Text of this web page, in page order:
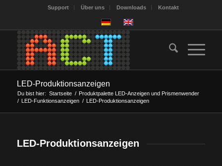
Support Über uns Downloads Kontakt
LED-Produktionsanzeigen
Du bist hier: Startseite / Produktpalette LED-Anzeigen und Prismenwender
/ LED-Funktionsanzeigen / LED-Produktionsanzeigen
LED-Produktionsanzeigen